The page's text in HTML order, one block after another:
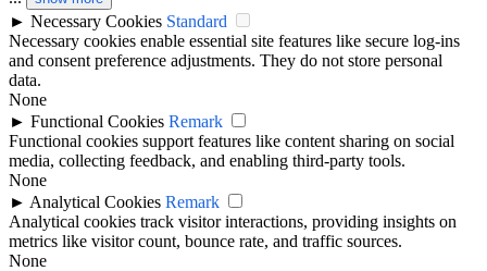
► Necessary Cookies Standard
Necessary cookies enable essential site features like secure log-ins
and consent preference adjustments. They do not store personal
data.
None
► Functional Cookies Remark
Functional cookies support features like content sharing on social
media, collecting feedback, and enabling third-party tools.
None
► Analytical Cookies Remark
Analytical cookies track visitor interactions, providing insights on
metrics like visitor count, bounce rate, and traffic sources.
None